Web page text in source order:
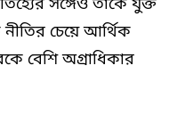
সঙ্গেও তাকে যুক্ত
নীতির চেয়ে আর্থিক
বেশি অগ্রাধিকার